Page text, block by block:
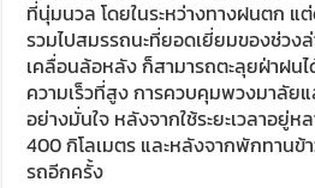
ที่นุ่มนวล โดยในระหว่างทางฝนตก แ
รวมไปสมรรถนะที่ยอดเยี่ยมของช่วง
เคลื่อนล้อหลัง ก็สามารถตะลุยฝ่าฝน
ความเร็วที่สูง การควบคุมพวงมาลัย
อย่างมั่นใจ หลังจากใช้ระยะเวลาอยู่ห
400 กิโลเมตร และหลังจากพักทานข้
รถอีกครั้ง